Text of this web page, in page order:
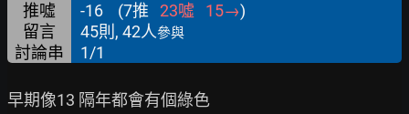
推噓 -16 (7推 23噓 15→)
留言
45則, 42人參與
討論串 1/1
早期像13 隔年都會有個綠色